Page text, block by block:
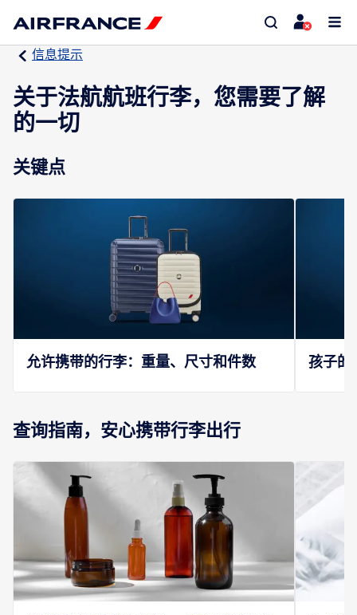
信息提示
关于法航航班行李，您需要了解
的一切
关键点
允许携带的行李：重量、尺寸和件数 孩子的
查询指南，安心携带行李出行